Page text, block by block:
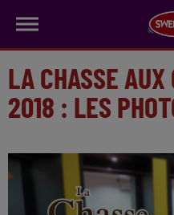
LA CHASSE
2018 : LES